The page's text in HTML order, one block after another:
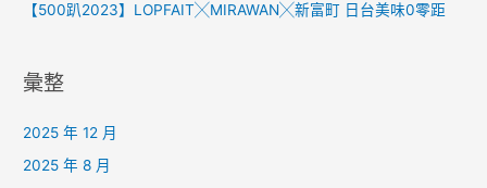
【500趴2023】LOPFAIT╳MIRAWAN╳新富町 日台美味0零距
彙整
2025 年 12 月
2025 年 8 月